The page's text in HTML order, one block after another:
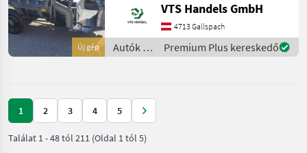
Új gép
Alleskönner ist mit einem
1500W Elektromotor und
einer große
VTS Handels GmbH
4713 Gallspach
Autók /
Motorkerékpárok
Premium Plus kereskedő
1 2 3 4 5
Találat 1-48tól 211 (Oldal 1 tól 5)